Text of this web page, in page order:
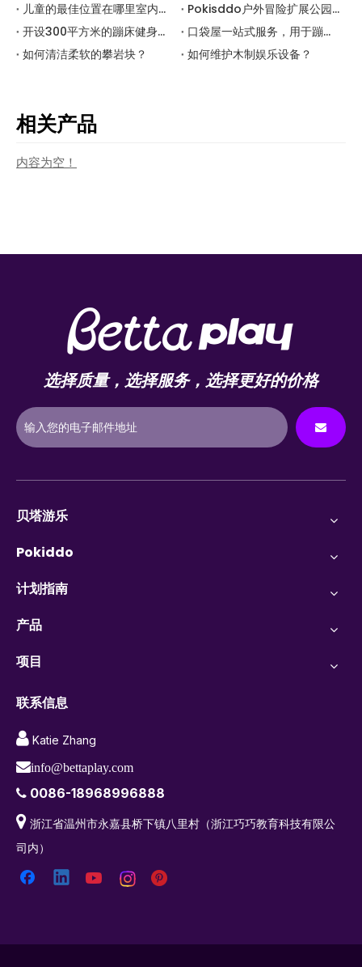
儿童的最佳位置在哪里室内乐园？有五个好的儿童室内游乐场的好地点：1。这个商业中心的商业中心的繁华地区，唐
Pokisddo户外冒险扩展公园项目 - 冒险塔
开设300平方米的蹦床健身房要多少钱？
口袋屋一站式服务，用于蹦床公园的无忧和节省劳动的投资
如何清洁柔软的攀岩块？
如何维护木制娱乐设备？
相关产品
内容为空！
选择质量，选择服务，选择更好的价格
贝塔游乐
Pokiddo
计划指南
产品
项目
联系信息
 Katie Zhang
info@bettaplay.com
 0086-18968996888
 浙江省温州市永嘉县桥下镇八里村（浙江巧巧教育科技有限公
司内）